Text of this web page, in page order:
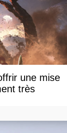
une mise
très